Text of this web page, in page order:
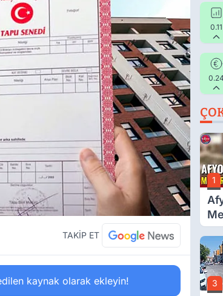
TAKİP ET
kaynak olarak ekleyin!
0.11
0.24
1
3